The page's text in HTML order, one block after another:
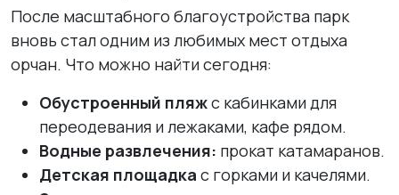
После масштабного благоустройства парк
вновь стал одним из любимых мест отдыха
орчан. Что можно найти сегодня:
Обустроенный пляжс кабинками для
переодевания и лежаками, кафе рядом.
Водные развлечения: прокат катамаранов.
Детская площадка с горками и качелями.